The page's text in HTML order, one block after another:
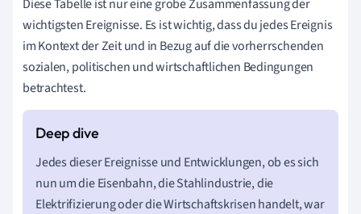
Diese Tabelle ist nur eine grobe Zusammenfassung der
wichtigsten Ereignisse. Es ist wichtig, dass du jedes Ereignis
im Kontext der Zeit und in Bezug auf die vorherrschenden
sozialen, politischen und wirtschaftlichen Bedingungen
betrachtest.
Jedes dieser Ereignisse und Entwicklungen, ob es sich
nun um die Eisenbahn, die Stahlindustrie, die
Elektrifizierung oder die Wirtschaftskrisen handelt, war